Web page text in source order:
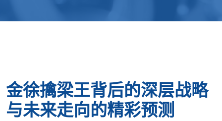
金徐擒梁王背后的深层战略
与未来走向的精彩预测